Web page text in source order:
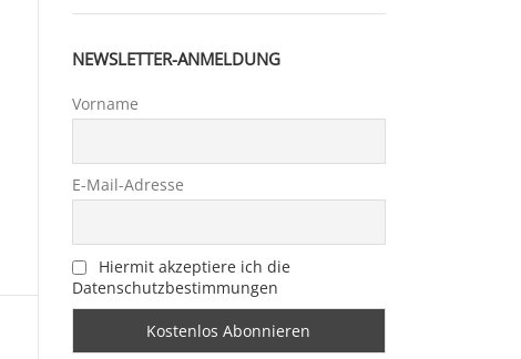
NEWSLETTER-ANMELDUNG
Vorname
E-Mail-Adresse
Hiermit akzeptiere ich die
Datenschutzbestimmungen